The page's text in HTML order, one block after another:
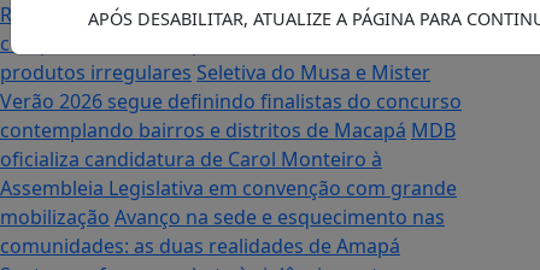
Receita Federal anuncia mudanças no programa de
compras no exterior para evitar entrada de
produtos irregulares Seletiva do Musa e Mister
Verão 2026 segue definindo finalistas do concurso
contemplando bairros e distritos de Macapá MDB
oficializa candidatura de Carol Monteiro à
Assembleia Legislativa em convenção com grande
mobilização Avanço na sede e esquecimento nas
comunidades: as duas realidades de Amapá
APÓS DESABILITAR, ATUALIZE A PÁGINA PARA